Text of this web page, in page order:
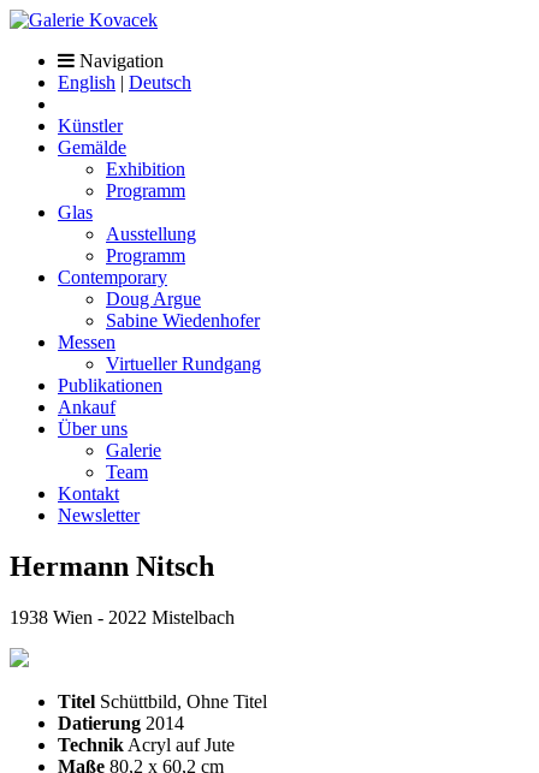
Navigation
English | Deutsch
Künstler
Gemälde
Exhibition
Programm
Glas
Ausstellung
Programm
Contemporary
Doug Argue
Sabine Wiedenhofer
Messen
Virtueller Rundgang
Publikationen
Ankauf
Über uns
Galerie
Team
Kontakt
Newsletter
Hermann Nitsch
1938 Wien - 2022 Mistelbach
Titel Schüttbild, Ohne Titel
Datierung 2014
Technik Acryl auf Jute
Maße 80,2 x 60,2 cm